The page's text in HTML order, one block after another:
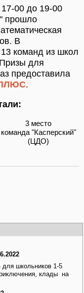
00 до 19-00
прошло
В
команд из школ
для
предоставила
ПЛЮС.
3 место
команда "Касперский"
(ЦДО)
для школьников 1-5
клады на